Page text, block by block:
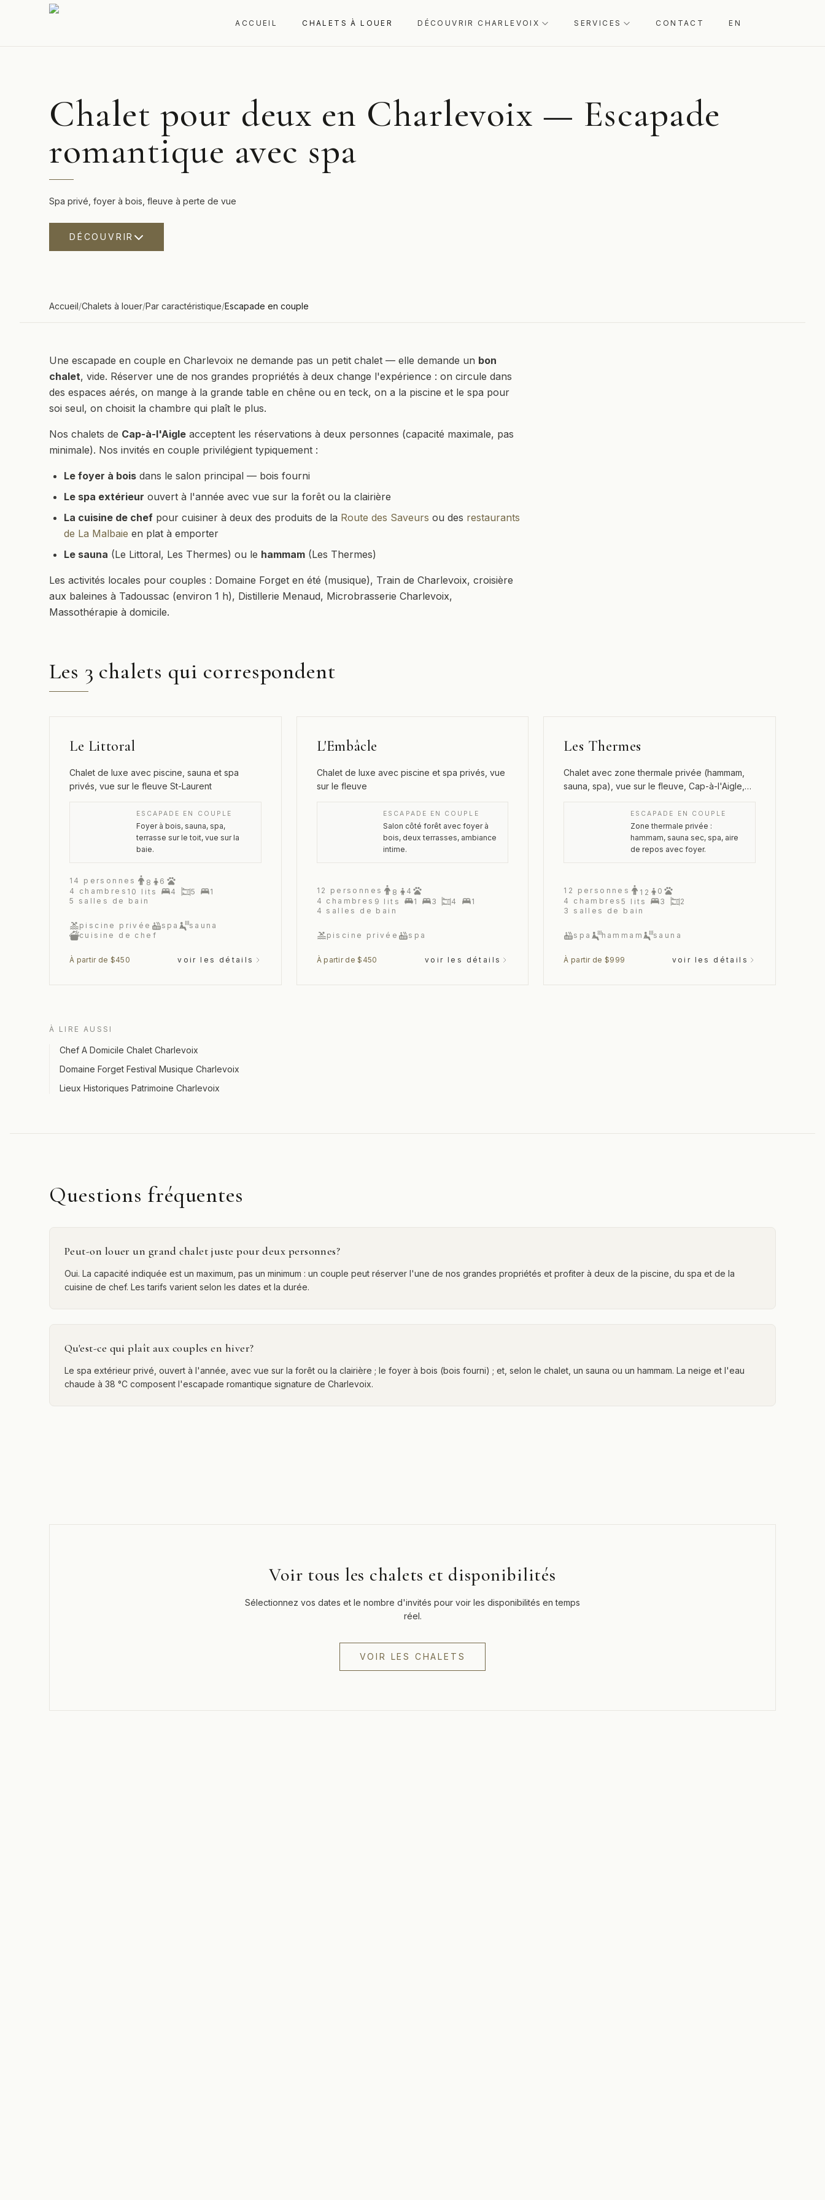
ACCUEIL CHALETS À LOUER DÉCOUVRIR CHARLEVOIX SERVICES CONTACT EN
Chalet pour deux en Charlevoix — Escapade
romantique avec spa
Spa privé, foyer à bois, fleuve à perte de vue
DÉCOUVRIR
Accueil/Chalets à louer/Par caractéristique/Escapade en couple
Une escapade en couple en Charlevoix ne demande pas un petit chalet — elle demande un bon
chalet, vide. Réserver une de nos grandes propriétés à deux change l'expérience : on circule dans
des espaces aérés, on mange à la grande table en chêne ou en teck, on a la piscine et le spa pour
soi seul, on choisit la chambre qui plaît le plus.
Nos chalets de Cap-à-l'Aigle acceptent les réservations à deux personnes (capacité maximale, pas
minimale). Nos invités en couple privilégient typiquement :
Le foyer à bois dans le salon principal — bois fourni
Le spa extérieur ouvert à l'année avec vue sur la forêt ou la clairière
La cuisine de chef pour cuisiner à deux des produits de la Route des Saveurs ou des restaurants
de La Malbaie en plat à emporter
Le sauna (Le Littoral, Les Thermes) ou le hammam (Les Thermes)
Les activités locales pour couples : Domaine Forget en été (musique), Train de Charlevoix, croisière
aux baleines à Tadoussac (environ 1 h), Distillerie Menaud, Microbrasserie Charlevoix,
Massothérapie à domicile.
Les 3 chalets qui correspondent
Le Littoral
Chalet de luxe avec piscine, sauna et spa
privés, vue sur le fleuve St-Laurent
ESCAPADE EN COUPLE
Foyer à bois, sauna, spa,
terrasse sur le toit, vue sur la
baie.
14 personnes 8
6
4
chambres 10 lits 4 5
1
5
salles de bain
piscine privée spa
sauna
cuisine de chef
À partir de $450 voir les détails
L'Embâcle
Chalet de luxe avec piscine et spa privés, vue
sur le fleuve
ESCAPADE EN COUPLE
Salon côté forêt avec foyer à
bois, deux terrasses, ambiance
intime.
12 personnes 8
4
4 chambres 9 lits 1 3 4
1
4 salles de bain
piscine privée spa
À partir de $450 voir les détails
Les Thermes
Chalet avec zone thermale privée (hammam,
sauna, spa), vue sur le fleuve, Cap-à-l'Aigle,
ESCAPADE EN COUPLE
Zone thermale privée :
hammam, sauna sec, spa, aire
de repos avec foyer.
12 personnes 12
0
4
chambres5 lits 3
2
3
salles de bain
spa hammam sauna
À partir de $999 voir les détails
À LIRE AUSSI
Chef A Domicile Chalet Charlevoix
Domaine Forget Festival Musique Charlevoix
Lieux Historiques Patrimoine Charlevoix
Questions fréquentes
Peut-on louer un grand chalet juste pour deux personnes?
Oui. La capacité indiquée est un maximum, pas un minimum : un couple peut réserver l'une de nos grandes propriétés et profiter à deux de la piscine, du spa et de la
cuisine de chef. Les tarifs varient selon les dates et la durée.
Qu'est-ce qui plaît aux couples en hiver?
Le spa extérieur privé, ouvert à l'année, avec vue sur la forêt ou la clairière ; le foyer à bois (bois fourni) ; et, selon le chalet, un sauna ou un hammam. La neige et l'eau
chaude à 38 °C composent l'escapade romantique signature de Charlevoix.
Voir tous les chalets et disponibilités
Sélectionnez vos dates et le nombre d'invités pour voir les disponibilités en temps
réel.
VOIR LES CHALETS